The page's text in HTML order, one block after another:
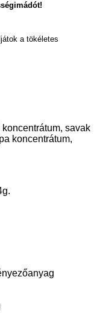
a tökéletes
savak
koncentrátum,